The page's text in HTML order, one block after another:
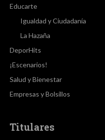
Educarte
Igualdad y Ciudadanía
La Hazaña
DeporHits
¡Escenarios!
Salud y Bienestar
Empresas y Bolsillos
Titulares